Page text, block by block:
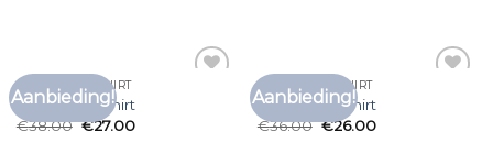
Aanbieding!
KATOENEN T SHIRT
katoenen t shirt
€38.00 €27.00
Aanbieding!
KATOENEN T SHIRT
katoenen t shirt
€36.00 €26.00